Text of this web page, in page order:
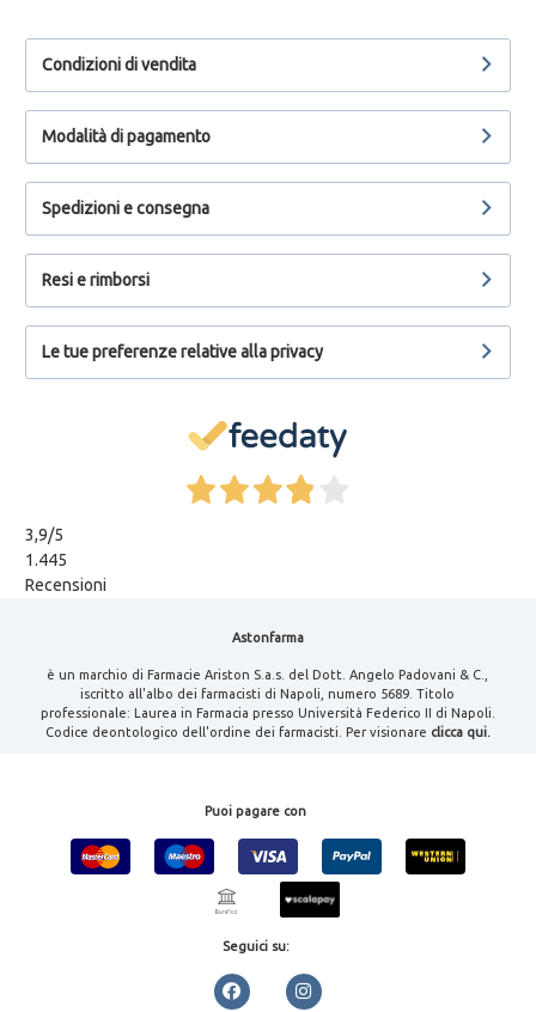
Condizioni di vendita
Modalità di pagamento
Spedizioni e consegna
Resi e rimborsi
Le tue preferenze relative alla privacy
3,9/5
1.445
Recensioni
Astonfarma
è un marchio di Farmacie Ariston S.a.s. del Dott. Angelo Padovani & C.,
iscritto all'albo dei farmacisti di Napoli, numero 5689. Titolo
professionale: Laurea in Farmacia presso Università Federico II di Napoli.
Codice deontologico dell'ordine dei farmacisti. Per visionare clicca qui.
Puoi pagare con
Seguici su: